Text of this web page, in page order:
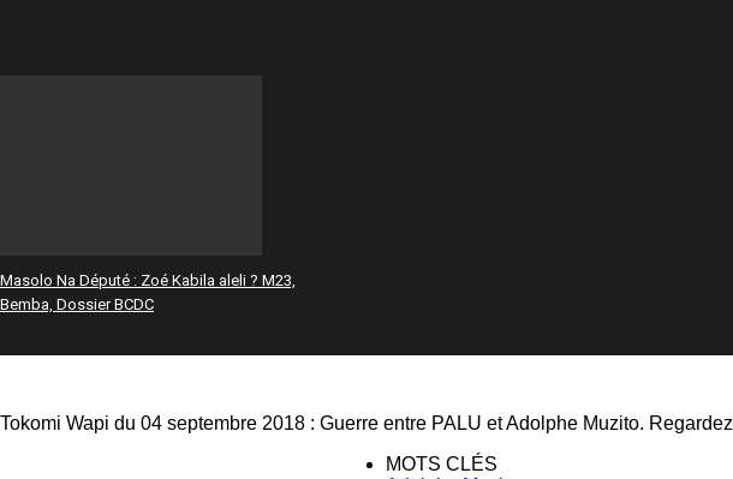
Masolo Na Député : Zoé Kabila aleli ? M23,
Bemba, Dossier BCDC
Tokomi Wapi du 04 septembre 2018 : Guerre entre PALU et Adolphe Muzito. Regardez
MOTS CLÉS